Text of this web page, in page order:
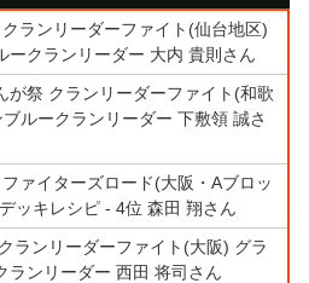
ランリーダーファイト(仙台地区)
ークランリーダー 大内 貴則さん
が祭 クランリーダーファイト(和歌
ルークランリーダー 下敷領 誠さ
ァイターズロード(大阪・Aブロッ
ッキレシピ - 4位 森田 翔さん
ランリーダーファイト(大阪) グラ
ランリーダー 西田 将司さん